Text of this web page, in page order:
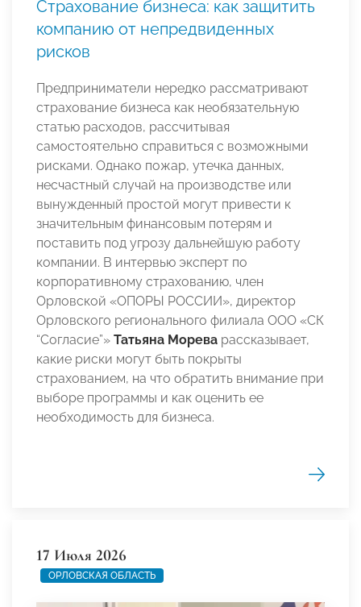
Страхование бизнеса: как защитить
компанию от непредвиденных
рисков
Предприниматели нередко рассматривают
страхование бизнеса как необязательную
статью расходов, рассчитывая
самостоятельно справиться с возможными
рисками. Однако пожар, утечка данных,
несчастный случай на производстве или
вынужденный простой могут привести к
значительным финансовым потерям и
поставить под угрозу дальнейшую работу
компании. В интервью эксперт по
корпоративному страхованию, член
Орловской «ОПОРЫ РОССИИ», директор
Орловского регионального филиала ООО «СК
“Согласие”» Татьяна Морева рассказывает,
какие риски могут быть покрыты
страхованием, на что обратить внимание при
выборе программы и как оценить ее
необходимость для бизнеса.
17 Июля 2026
ОРЛОВСКАЯ ОБЛАСТЬ